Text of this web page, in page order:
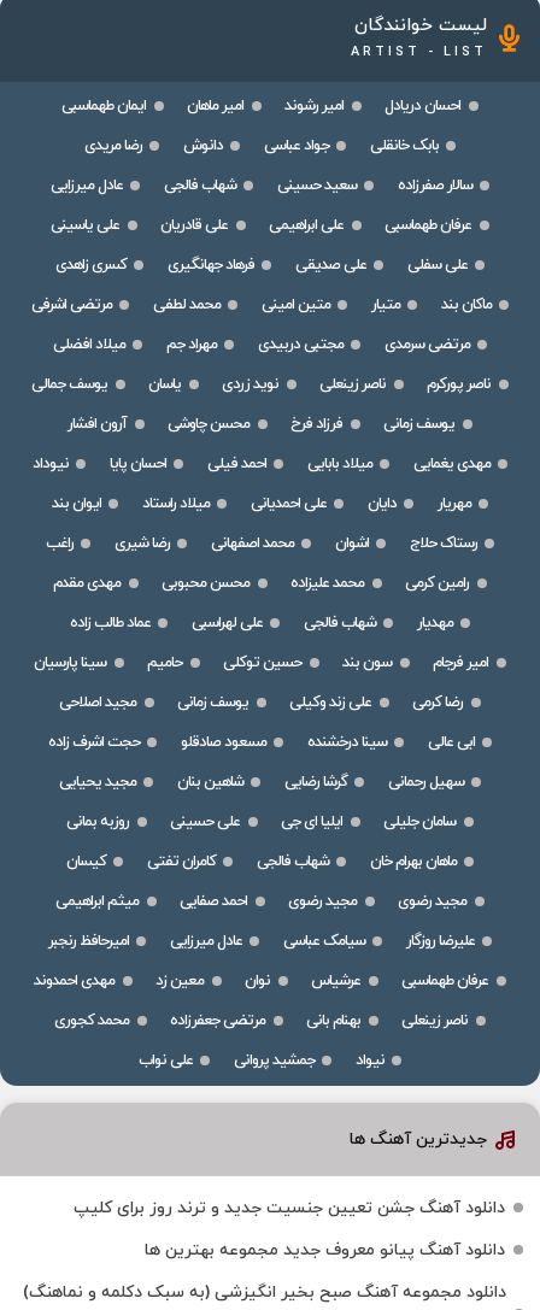
لیست خوانندگان
ARTIST - LIST
احسان دریادل امیر رشوند امیر ماهان
ایمان طهماسبی
بابک خانقلی
جواد عباسی دانوش
رضا مریدی
سالار صفرزاده
سعید حسینی شهاب فالجی
عادل میرزایی
عرفان طهماسبی
علی ابراهیمی علی قادریان
علی یاسینی
علی سفلی
علی صدیقی فرهاد جهانگیری
کسری زاهدی
ماکان بند
متیار متین امینی محمد لطفی
مرتضی اشرفی
مرتضی سرمدی
مجتبی دربیدی مهراد جم
میلاد افضلی
ناصر پورکرم
ناصر زینعلی نوید زردی یاسان
یوسف جمالی
یوسف زمانی
فرزاد فرخ محسن چاوشی
آرون افشار
مهدی یغمایی
میلاد بابایی احمد فیلی احسان پایا
نیوداد
مهریار
دایان علی احمدیانی میلاد راستاد
ایوان بند
رستاک حلاج
اشوان محمد اصفهانی رضا شیری
راغب
رامین کرمی
محمد علیزاده محسن محبوبی
مهدی مقدم
مهدیار
شهاب فالجی علی لهراسبی
عماد طالب زاده
امیر فرجام
سون بند حسین توکلی حامیم
سینا پارسیان
رضا کرمی
علی زند وکیلی یوسف زمانی
مجید اصلاحی
ابی عالی
سینا درخشنده مسعود صادقلو
حجت اشرف زاده
سهیل رحمانی
گرشا رضایی شاهین بنان
مجید یحیایی
سامان جلیلی
ایلیا ای جی علی حسینی
روزبه بمانی
ماهان بهرام خان
شهاب فالجی کامران تفتی
کیسان
مجید رضوی
مجید رضوی احمد صفایی
میثم ابراهیمی
علیرضا روزگار
سیامک عباسی عادل میرزایی
امیرحافظ رنجبر
عرفان طهماسبی
عرشیاس نوان معین زد
مهدی احمدوند
ناصر زینعلی
بهنام بانی مرتضی جعفرزاده
محمد کجوری
نیواد
جمشید پروانی علی نواب
جدیدترین آهنگ ها
دانلود آهنگ جشن تعیین جنسیت جدید و ترند روز برای کلیپ
دانلود آهنگ پیانو معروف جدید مجموعه بهترین ها
دانلود مجموعه آهنگ صبح بخیر انگیزشی (به سبک دکلمه و نماهنگ)